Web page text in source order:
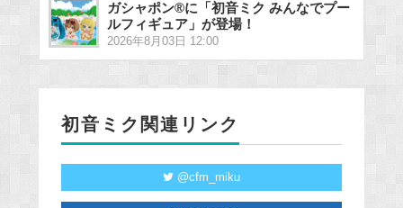
ガシャポン®に「初音ミク みんなでプー
ルフィギュア」が登場！
2026年8月03日 12:00
初音ミク関連リンク
@cfm_miku